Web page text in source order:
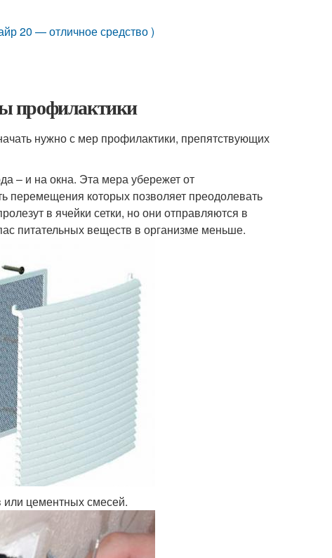
20 — отличное средство )
профилактики
нужно с мер профилактики, препятствующих
– и на окна. Эта мера убережет от
перемещения которых позволяет преодолевать
в ячейки сетки, но они отправляются в
питательных веществ в организме меньше.
или цементных смесей.